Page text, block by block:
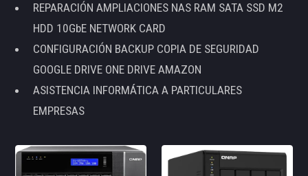
REPARACIÓN AMPLIACIONES NAS RAM SATA SSD M2
HDD 10GbE NETWORK CARD
CONFIGURACIÓN BACKUP COPIA DE SEGURIDAD
GOOGLE DRIVE ONE DRIVE AMAZON
ASISTENCIA INFORMÁTICA A PARTICULARES
EMPRESAS